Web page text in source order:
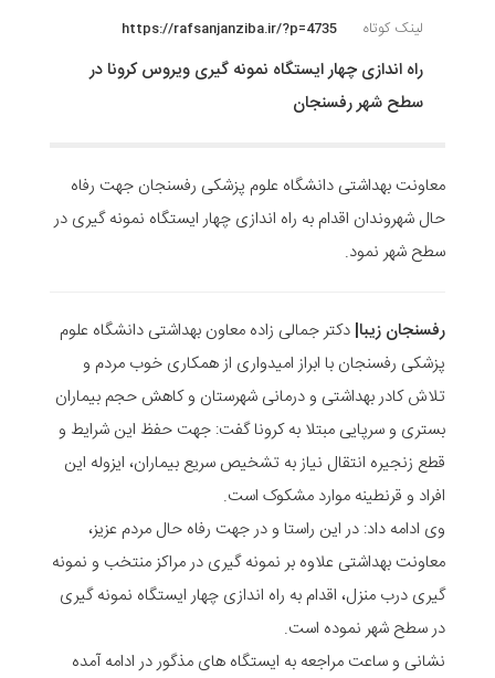
لینک کوتاه
https://rafsanjanziba.ir/?p=4735
راه اندازی چهار ایستگاه نمونه گیری ویروس کرونا در
سطح شهر رفسنجان
معاونت بهداشتی دانشگاه علوم پزشکی رفسنجان جهت رفاه
حال شهروندان اقدام به راه اندازی چهار ایستگاه نمونه گیری در
سطح شهر نمود.
رفسنجان زیبا| دکتر جمالی زاده معاون بهداشتی دانشگاه علوم
پزشکی رفسنجان با ابراز امیدواری از همکاری خوب مردم و
تلاش کادر بهداشتی و درمانی شهرستان و کاهش حجم بیماران
بستری و سرپایی مبتلا به کرونا گفت: جهت حفظ این شرایط و
قطع زنجیره انتقال نیاز به تشخیص سریع بیماران، ایزوله این
افراد و قرنطینه موارد مشکوک است.
وی ادامه داد: در این راستا و در جهت رفاه حال مردم عزیز،
معاونت بهداشتی علاوه بر نمونه‌ گیری در مراکز منتخب و نمونه‌
گیری درب منزل، اقدام به راه اندازی چهار ایستگاه نمونه گیری
در سطح شهر نموده است.
نشانی و ساعت مراجعه به ایستگاه های مذگور در ادامه آمده